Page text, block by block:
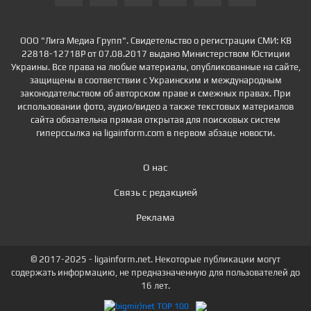
ООО "Лига Медиа Групп". Свидетельство о регистрации СМИ: КВ
22818-12718Р от 07.08.2017 выдано Министерством Юстиции
Украины. Все права на любые материалы, опубликованные на сайте,
защищены в соответствии с Украинским и международным
законодательством об авторском праве и смежных правах. При
использовании фото, аудио/видео а также текстовых материалов
сайта обязательна прямая открытая для поисковых систем
гиперссылка на ligainform.com в первом абзаце новости.
О нас
Связь с редакцией
Реклама
© 2017-2025 - ligainform.net. Некоторые публикации могут
содержать информацию, не предназначенную для пользователей до
16 лет.